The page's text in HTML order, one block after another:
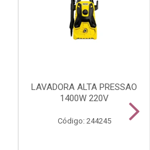
LAVADORA ALTA PRESSAO
1400W 220V
Código: 244245